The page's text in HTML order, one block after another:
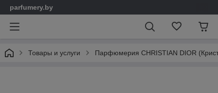
parfumery.by
Товары и услуги Парфюмерия CHRISTIAN DIOR